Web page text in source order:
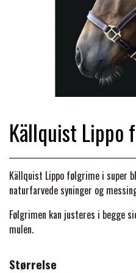
BANDAGER &
TILSKUD
SKO &
SÅRPLEJE
LÆDER &
TRAV
GRIMER
SELER &
PREMIER
PREMIER
Källquist
Källquist Lippo følgrime i super
naturfarvede syninger og
Følgrimen kan justeres i begge
mulen.
Størrelse